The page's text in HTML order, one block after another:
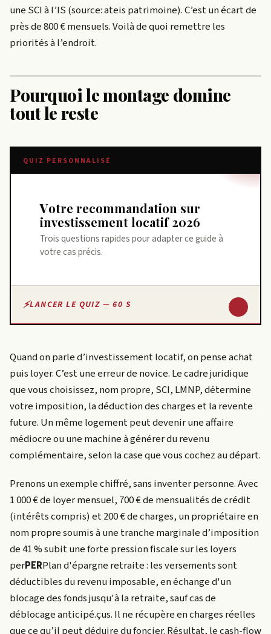
une SCI à l’IS (source: ateis patrimoine). C’est un écart de
près de 800 € mensuels. Voilà de quoi remettre les
priorités à l’endroit.
Pourquoi le montage domine
tout le reste
QUIZ PERSONNALISÉ
Votre recommandation sur
investissement locatif 2026
Trois questions rapides pour adapter ce guide à
votre cas précis.
LANCER LE QUIZ — 60 S ↓
Quand on parle d’investissement locatif, on pense achat
puis loyer. C’est une erreur de novice. Le cadre juridique
que vous choisissez, nom propre, SCI, LMNP, détermine
votre imposition, la déduction des charges et la revente
future. Un même logement peut devenir une affaire
médiocre ou une machine à générer du revenu
complémentaire, selon la case que vous cochez au départ.
Prenons un exemple chiffré, sans inventer personne. Avec
1 000 € de loyer mensuel, 700 € de mensualités de crédit
(intérêts compris) et 200 € de charges, un propriétaire en
nom propre soumis à une tranche marginale d’imposition
de 41 % subit une forte pression fiscale sur les loyers
perPERPlan d'épargne retraite : les versements sont
déductibles du revenu imposable, en échange d'un
blocage des fonds jusqu'à la retraite, sauf cas de
déblocage anticipé.çus. Il ne récupère en charges réelles